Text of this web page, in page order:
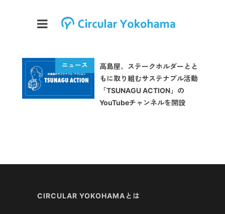
高島屋、ステークホルダーとと
もに取り組むサステナブル活動
「TSUNAGU ACTION」の
YouTubeチャンネルを開設
CIRCULAR YOKOHAMAとは